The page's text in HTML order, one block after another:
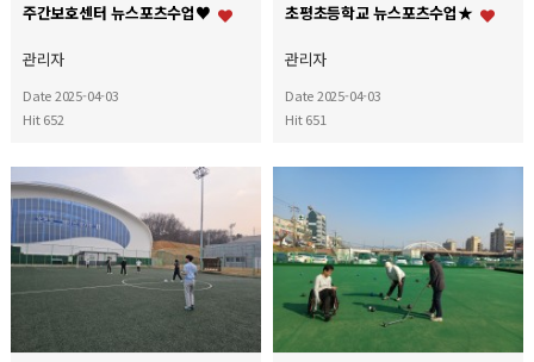
주간보호센터 뉴스포츠수업♥
관리자
Date 2025-04-03
Hit 652
초평초등학교 뉴스포츠수업★
관리자
Date 2025-04-03
Hit 651